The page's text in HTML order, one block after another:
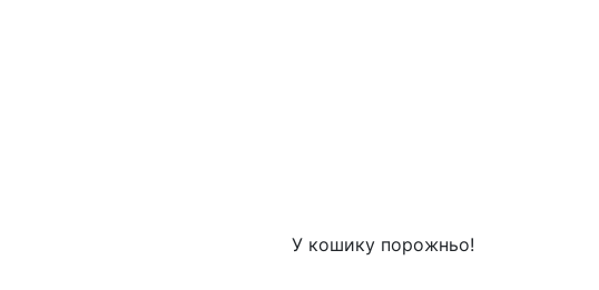
У кошику порожньо!